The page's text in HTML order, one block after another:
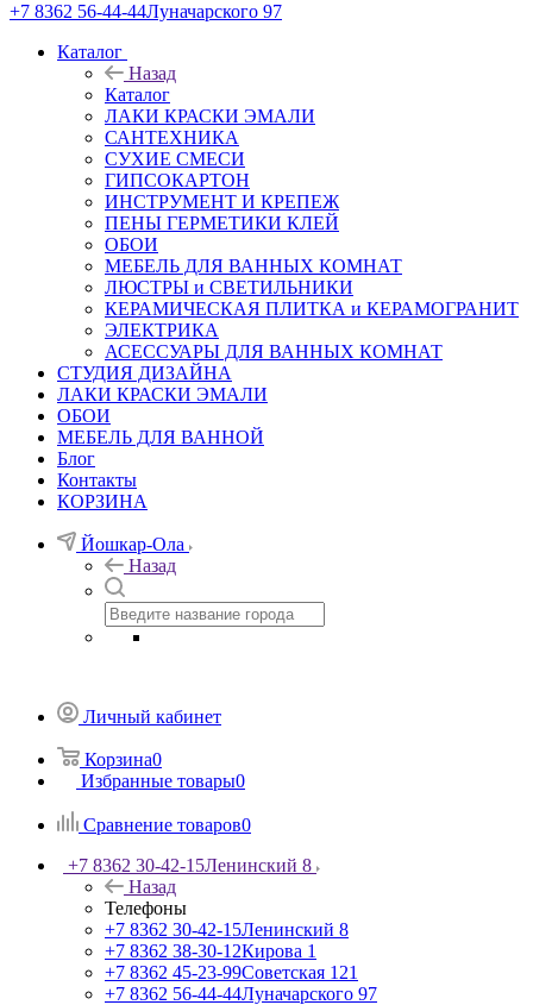
+7 8362 56-44-44Луначарского 97
Каталог
Назад
Каталог
ЛАКИ КРАСКИ ЭМАЛИ
САНТЕХНИКА
СУХИЕ СМЕСИ
ГИПСОКАРТОН
ИНСТРУМЕНТ И КРЕПЕЖ
ПЕНЫ ГЕРМЕТИКИ КЛЕЙ
ОБОИ
МЕБЕЛЬ ДЛЯ ВАННЫХ КОМНАТ
ЛЮСТРЫ и СВЕТИЛЬНИКИ
КЕРАМИЧЕСКАЯ ПЛИТКА и КЕРАМОГРАНИТ
ЭЛЕКТРИКА
АСЕССУАРЫ ДЛЯ ВАННЫХ КОМНАТ
СТУДИЯ ДИЗАЙНА
ЛАКИ КРАСКИ ЭМАЛИ
ОБОИ
МЕБЕЛЬ ДЛЯ ВАННОЙ
Блог
Контакты
КОРЗИНА
Йошкар-Ола
Назад
Личный кабинет
Корзина0
Избранные товары0
Сравнение товаров0
+7 8362 30-42-15Ленинский 8
Назад
Телефоны
+7 8362 30-42-15Ленинский 8
+7 8362 38-30-12Кирова 1
+7 8362 45-23-99Советская 121
+7 8362 56-44-44Луначарского 97